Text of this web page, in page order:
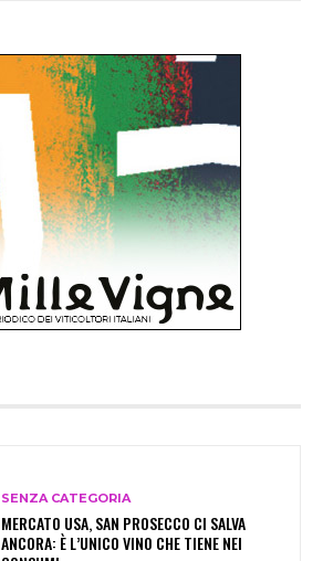
SENZA CATEGORIA
MERCATO USA, SAN PROSECCO CI SALVA
ANCORA: È L’UNICO VINO CHE TIENE NEI